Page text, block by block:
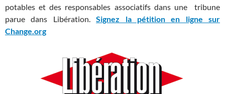
potables et des responsables associatifs dans une tribune
parue dans Libération.Signez la pétition en ligne sur
Change.org